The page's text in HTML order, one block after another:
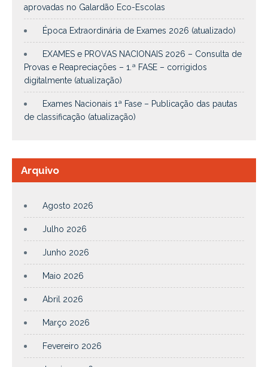
aprovadas no Galardão Eco-Escolas
Época Extraordinária de Exames 2026 (atualizado)
EXAMES e PROVAS NACIONAIS 2026 – Consulta de
Provas e Reapreciações – 1.ª FASE – corrigidos
digitalmente (atualização)
Exames Nacionais 1ª Fase – Publicação das pautas
de classificação (atualização)
Arquivo
Agosto 2026
Julho 2026
Junho 2026
Maio 2026
Abril 2026
Março 2026
Fevereiro 2026